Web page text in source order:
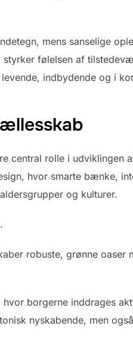
mens sanselige
følelsen af
indbydende og i
central rolle i udviklingen
hvor smarte bænke,
og kulturer.
.
robuste, grønne oaser
borgerne inddrages
nyskabende, men